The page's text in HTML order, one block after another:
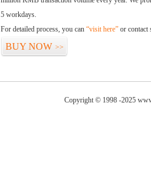
5 workdays.
For detailed process, you can “visit here” or contact
BUY NOW >>
Copyright © 1998 -2025